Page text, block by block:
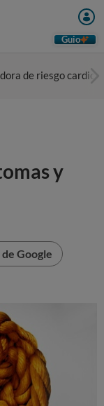
Guio
de riesgo
y
Google